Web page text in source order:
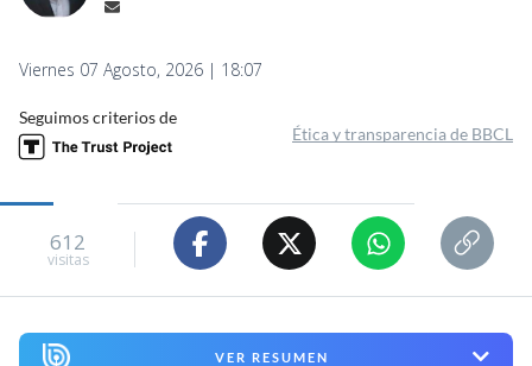
Viernes 07 Agosto, 2026 | 18:07
Seguimos criterios de
Ética y transparencia de BBCL
612
visitas
VER RESUMEN